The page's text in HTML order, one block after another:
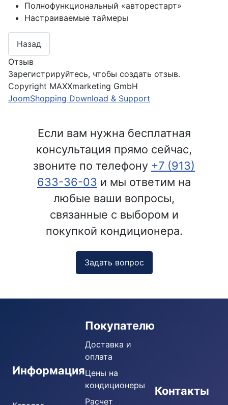
Полнофункциональный «авторестарт»
Настраиваемые таймеры
Отзыв
Зарегистрируйтесь, чтобы создать отзыв.
Copyright MAXXmarketing GmbH
JoomShopping Download & Support
Если вам нужна бесплатная
консультация прямо сейчас,
звоните по телефону +7 (913)
633-36-03 и мы ответим на
любые ваши вопросы,
связанные с выбором и
покупкой кондиционера.
Задать вопрос
Информация
Покупателю
Доставка и
оплата
Цены на
кондиционеры
Расчет
Контакты